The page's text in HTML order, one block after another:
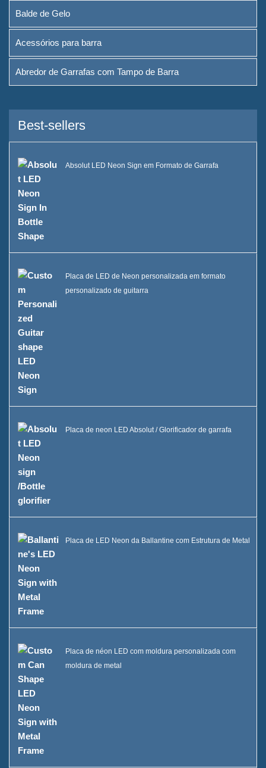
Balde de Gelo
Acessórios para barra
Abredor de Garrafas com Tampo de Barra
Best-sellers
Absolut LED Neon Sign em Formato de Garrafa
Placa de LED de Neon personalizada em formato
personalizado de guitarra
Placa de neon LED Absolut / Glorificador de garrafa
Placa de LED Neon da Ballantine com Estrutura de Metal
Placa de néon LED com moldura personalizada com
moldura de metal